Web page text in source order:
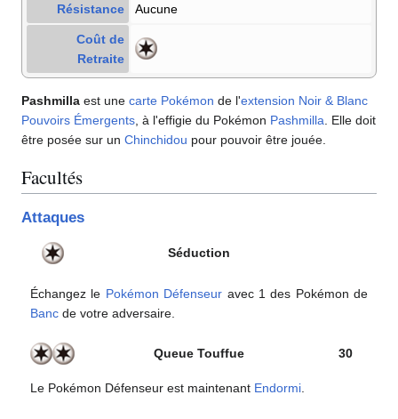
Résistance Aucune
Coût de
Retraite
Pashmilla est une carte Pokémon de l'extension Noir & Blanc
Pouvoirs Émergents , à l'effigie du Pokémon Pashmilla . Elle doit
être posée sur un Chinchidou pour pouvoir être jouée.
Facultés
Attaques
Séduction
Échangez le Pokémon Défenseur avec 1 des Pokémon de
Banc de votre adversaire.
Queue Touffue 30
Le Pokémon Défenseur est maintenant Endormi